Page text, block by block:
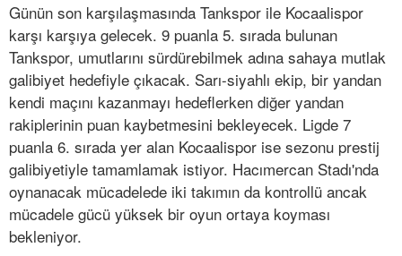
Günün son karşılaşmasında Tankspor ile Kocaalispor
karşı karşıya gelecek. 9 puanla 5. sırada bulunan
Tankspor, umutlarını sürdürebilmek adına sahaya mutlak
galibiyet hedefiyle çıkacak. Sarı-siyahlı ekip, bir yandan
kendi maçını kazanmayı hedeflerken diğer yandan
rakiplerinin puan kaybetmesini bekleyecek. Ligde 7
puanla 6. sırada yer alan Kocaalispor ise sezonu prestij
galibiyetiyle tamamlamak istiyor. Hacımercan Stadı'nda
oynanacak mücadelede iki takımın da kontrollü ancak
mücadele gücü yüksek bir oyun ortaya koyması
bekleniyor.